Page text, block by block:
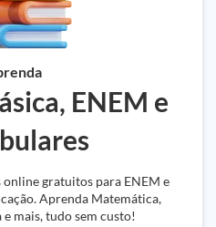
ENEM e
gratuitos para ENEM e
Aprenda Matemática,
mais, tudo sem custo!